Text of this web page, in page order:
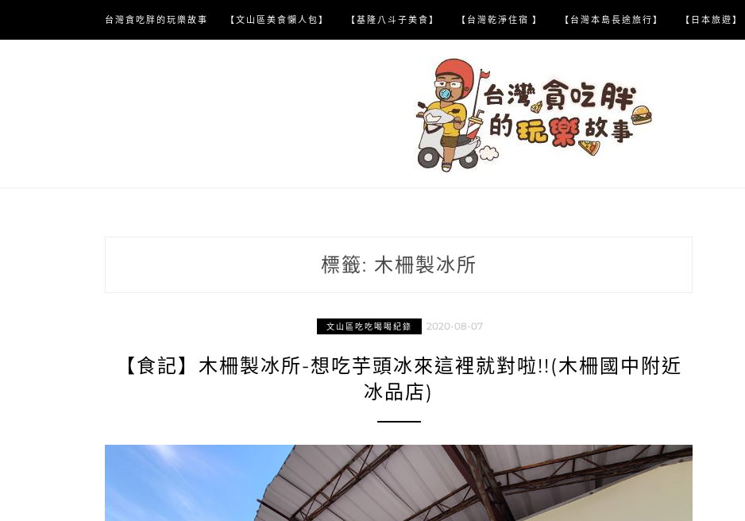
content
台灣貪吃胖的玩樂故事 【文山區美食懶人包】 【基隆八斗子美食】 【台灣乾淨住宿 】 【台灣本島長途旅行】 【日本旅遊】
標籤: 木柵製冰所
文山區吃吃喝喝紀錄 2020-08-07
【食記】木柵製冰所-想吃芋頭冰來這裡就對啦!!(木柵國中附近
冰品店)